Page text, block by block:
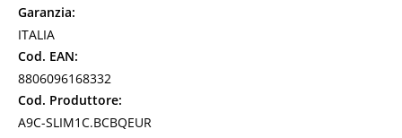
Garanzia:
ITALIA
Cod. EAN:
8806096168332
Cod. Produttore:
A9C-SLIM1C.BCBQEUR